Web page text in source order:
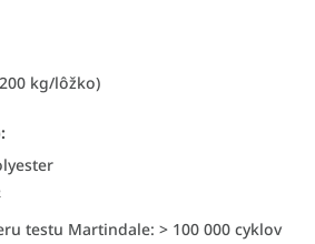
kg/lôžko)
testu Martindale: > 100 000 cyklov